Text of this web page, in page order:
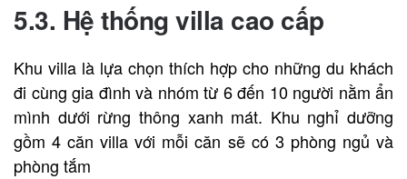
5.3. Hệ thống villa cao cấp
Khu villa là lựa chọn thích hợp cho những du khách
đi cùng gia đình và nhóm từ 6 đến 10 người nằm ẩn
mình dưới rừng thông xanh mát. Khu nghỉ dưỡng
gồm 4 căn villa với mỗi căn sẽ có 3 phòng ngủ và
phòng tắm